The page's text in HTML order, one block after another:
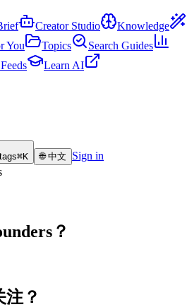
Creator Studio
Knowledge
You Topics
Search Guides
Learn AI
⌘K 🌐中文
Sign in
？
注？